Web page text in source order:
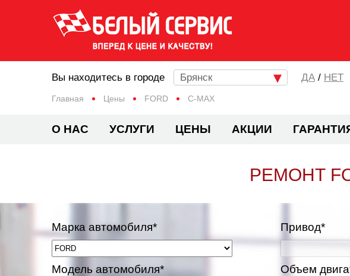
Главная Цены FORD C-MAX
Вы находитесь в городе Брянск / НЕТ
О НАС УСЛУГИ ЦЕНЫ АКЦИИ
РЕМОНТ
Марка автомобиля*
Модель автомобиля*
Привод*
Объем